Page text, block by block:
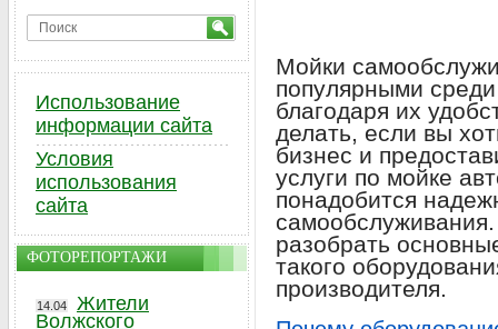
Мойки
популярными
благодаря их
делать, если вы
бизнес и
услуги по мойке
понадобится
разобрать
такого
производителя.
Использование
информации сайта
Условия
использования
сайта
ФОТОРЕПОРТАЖИ
14.04
Жители
Волжского